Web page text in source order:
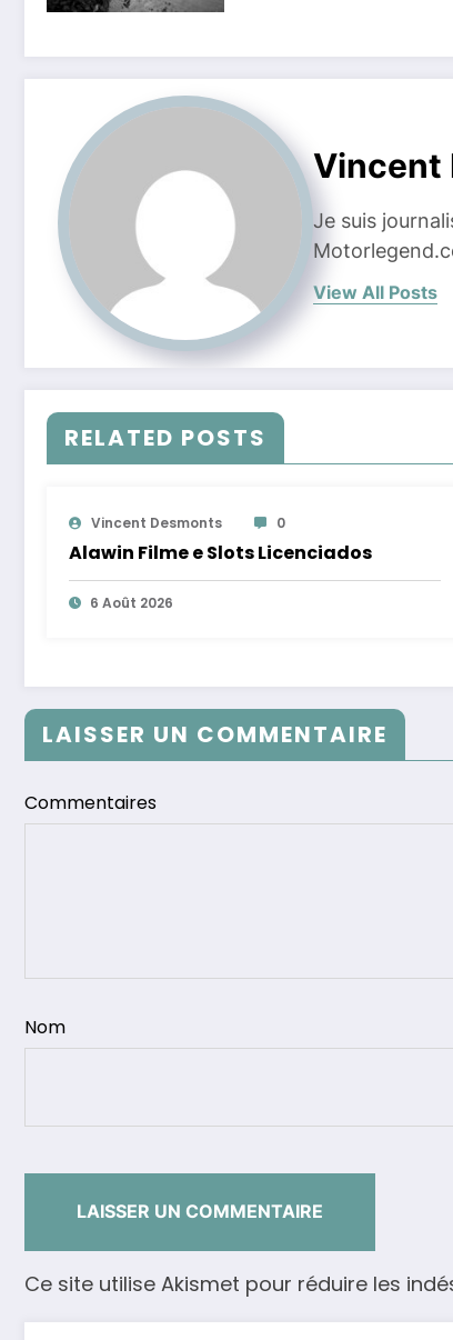
Vincent
Je suis
View All Posts
RELATED POSTS
Vincent Desmonts 0
Alawin Filme e Slots Licenciados
6 Août 2026
LAISSER UN COMMENTAIRE
Commentaires
Nom
Ce site utilise Akismet pour réduire les